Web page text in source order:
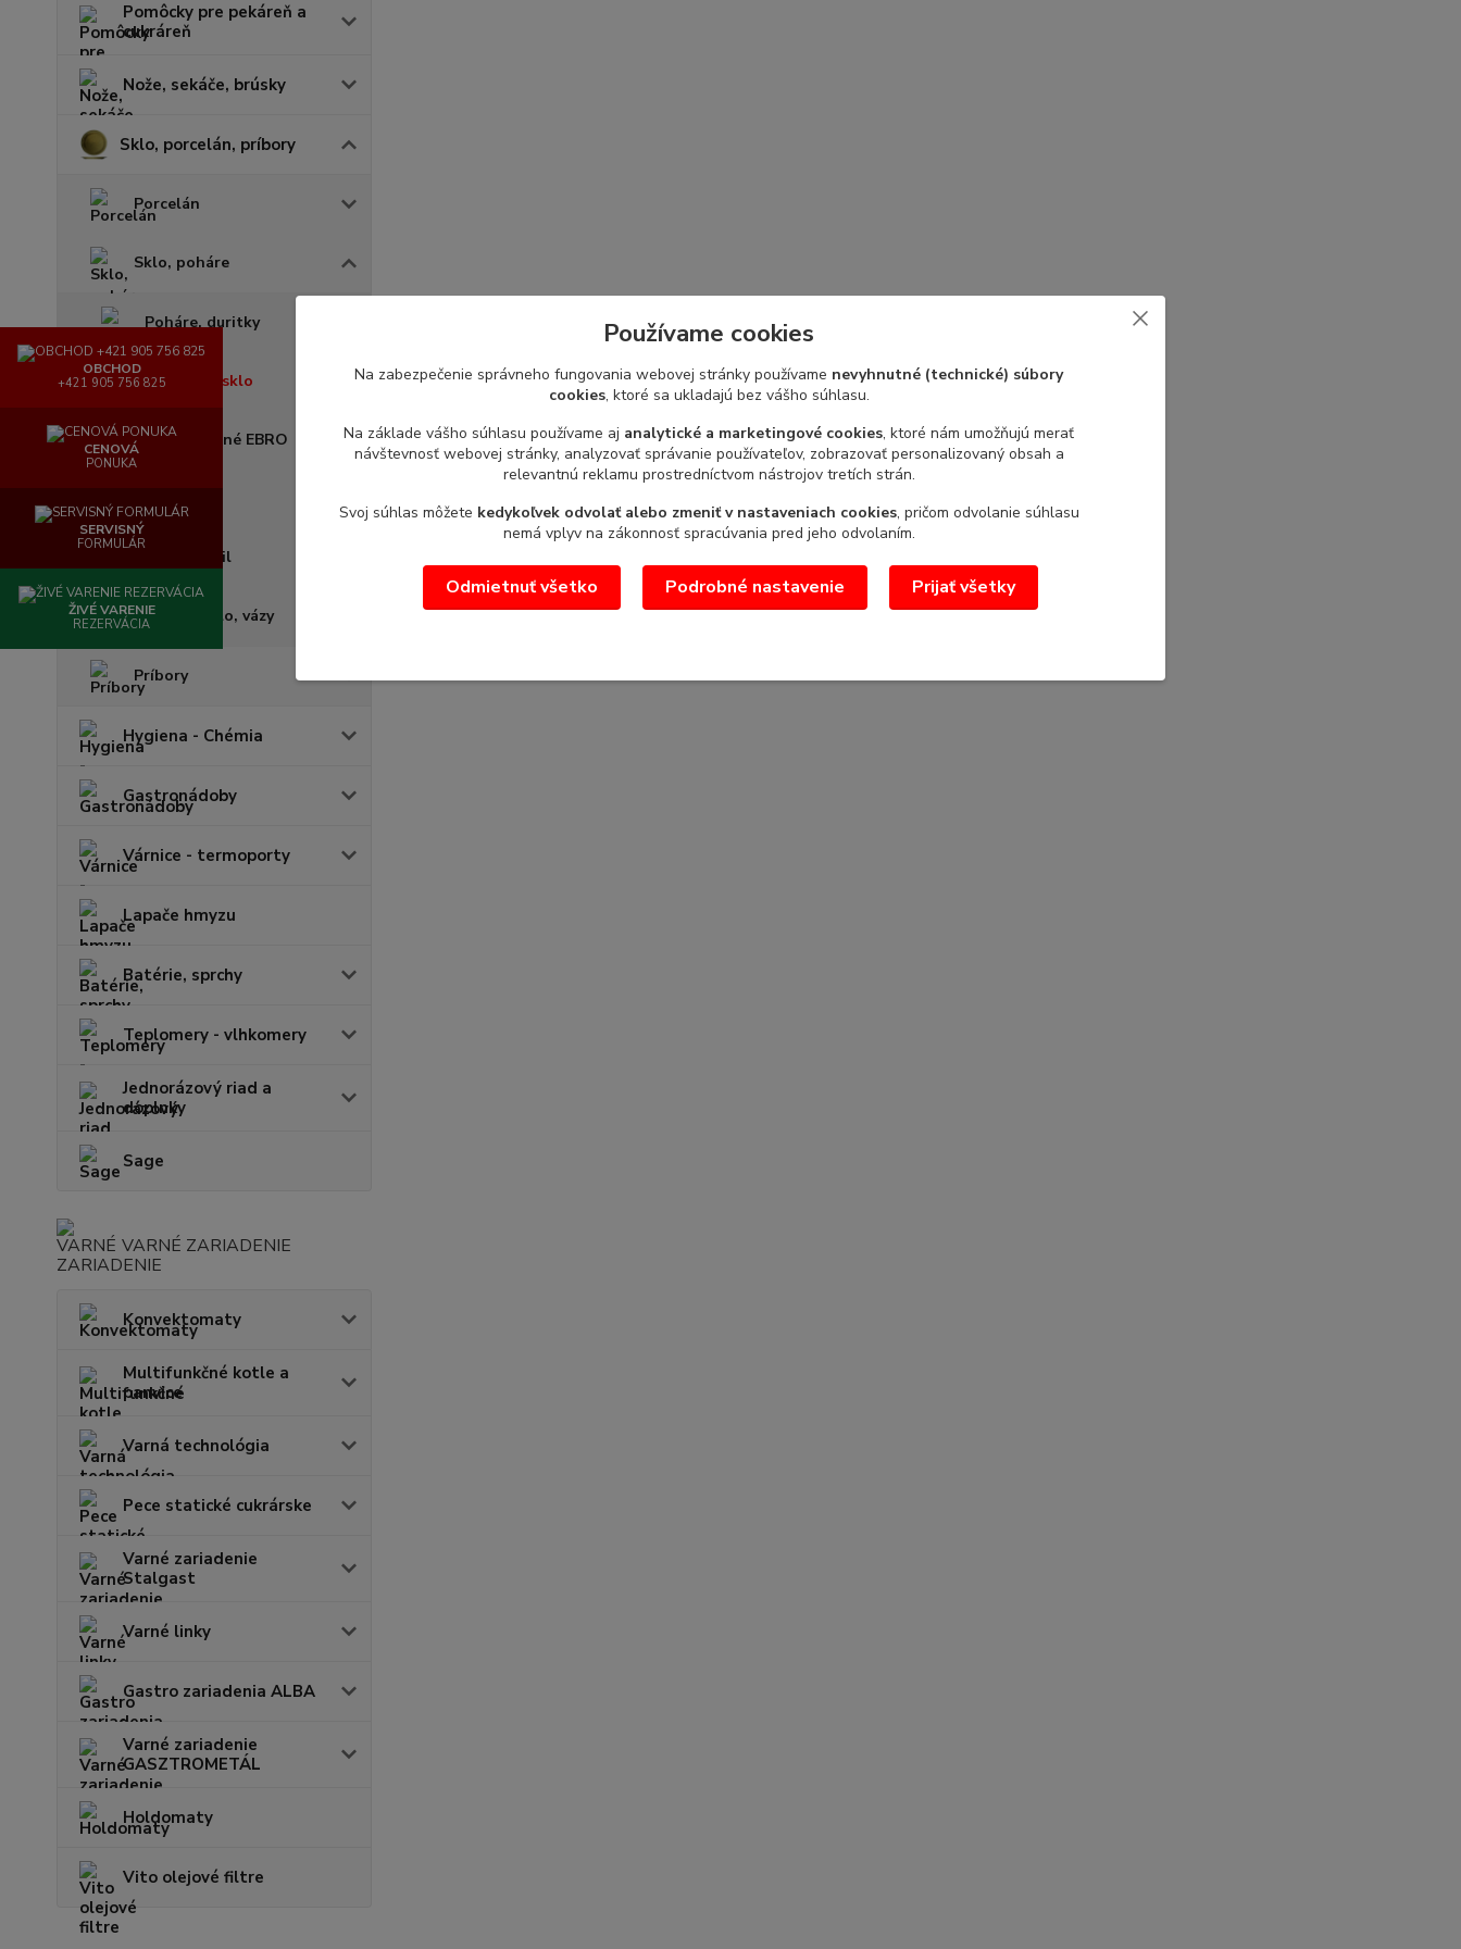
Pomôcky pre pekáreň a
cukráreň
Nože, sekáče, brúsky
Sklo, porcelán, príbory
Porcelán
Sklo, poháre
Poháre, duritky
Nápojové sklo
Sklo tvrdené EBRO
Zmrzlinky
Misky empil
Krčahy, sklo, vázy
Príbory
Hygiena - Chémia
Gastronádoby
Várnice - termoporty
Lapače hmyzu
Batérie, sprchy
Teplomery - vlhkomery
Jednorázový riad a
doplnky
Sage
VARNÉ ZARIADENIE
Konvektomaty
Multifunkčné kotle a
panvice
Varná technológia
Pece statické cukrárske
Varné zariadenie
Stalgast
Varné linky
Gastro zariadenia ALBA
Varné zariadenie
GASZTROMETÁL
Holdomaty
Vito olejové filtre
OBCHOD
+421 905 756 825
CENOVÁ
PONUKA
SERVISNÝ
FORMULÁR
ŽIVÉ VARENIE
REZERVÁCIA
Používame cookies
Na zabezpečenie správneho fungovania webovej stránky používame nevyhnutné (technické) súbory
cookies, ktoré sa ukladajú bez vášho súhlasu.
Na základe vášho súhlasu používame aj analytické a marketingové cookies, ktoré nám umožňujú merať
návštevnosť webovej stránky, analyzovať správanie používateľov, zobrazovať personalizovaný obsah a
relevantnú reklamu prostredníctvom nástrojov tretích strán.
Svoj súhlas môžete kedykoľvek odvolať alebo zmeniť v nastaveniach cookies, pričom odvolanie súhlasu
nemá vplyv na zákonnosť spracúvania pred jeho odvolaním.
Odmietnuť všetko Podrobné nastavenie Prijať všetky